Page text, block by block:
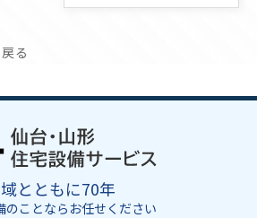
る
とともに70年
のことならお任せください